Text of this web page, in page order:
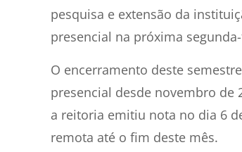
pesquisa e extensão da
presencial na próxima
O encerramento deste
presencial desde novembro de
a reitoria emitiu nota no dia 6
remota até o fim deste mês.